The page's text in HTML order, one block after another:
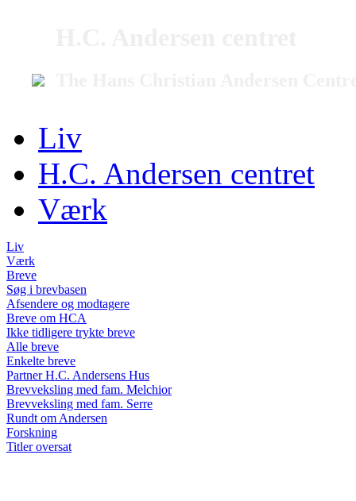
Liv
H.C. Andersen centret
Værk
Liv
Værk
Breve
Søg i brevbasen
Afsendere og modtagere
Breve om HCA
Ikke tidligere trykte breve
Alle breve
Enkelte breve
Partner H.C. Andersens Hus
Brevveksling med fam. Melchior
Brevveksling med fam. Serre
Rundt om Andersen
Forskning
Titler oversat